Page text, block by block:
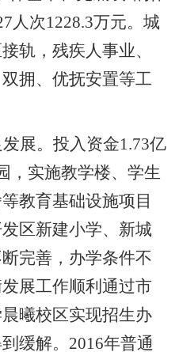
人次1228.3万元。城
轨，残疾人事业、
拥、优抚安置等工
展。 投入资金1.73亿
，实施教学楼、学生
教育基础设施项目
区新建小学、新城
完善，办学条件不
展工作顺利通过市
曦校区实现招生办
缓解。 2016年普通